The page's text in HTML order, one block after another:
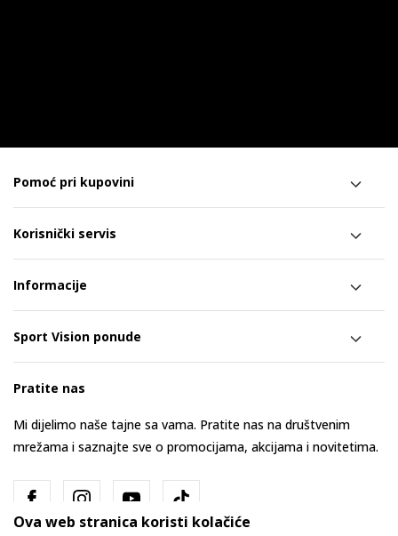
Pomoć pri kupovini
Korisnički servis
Informacije
Sport Vision ponude
Pratite nas
Mi dijelimo naše tajne sa vama. Pratite nas na društvenim
mrežama i saznajte sve o promocijama, akcijama i novitetima.
Ova web stranica koristi kolačiće